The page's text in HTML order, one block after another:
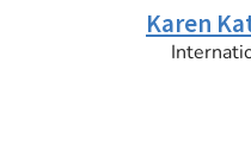
Karen